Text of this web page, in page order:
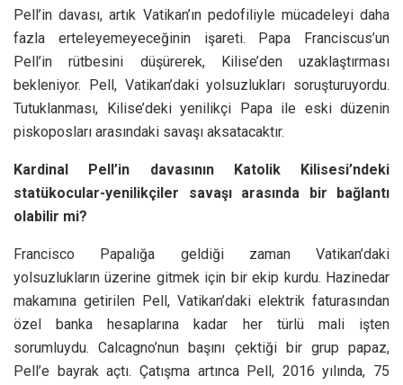
Pell’in davası, artık Vatikan’ın pedofiliyle mücadeleyi daha
fazla erteleyemeyeceğinin işareti. Papa Franciscus’un
Pell’in rütbesini düşürerek, Kilise’den uzaklaştırması
bekleniyor. Pell, Vatikan’daki yolsuzlukları soruşturuyordu.
Tutuklanması, Kilise’deki yenilikçi Papa ile eski düzenin
piskoposları arasındaki savaşı aksatacaktır.
Kardinal Pell’in davasının Katolik Kilisesi’ndeki
statükocular-yenilikçiler savaşı arasında bir bağlantı
olabilir mi?
Francisco Papalığa geldiği zaman Vatikan’daki
yolsuzlukların üzerine gitmek için bir ekip kurdu. Hazinedar
makamına getirilen Pell, Vatikan’daki elektrik faturasından
özel banka hesaplarına kadar her türlü mali işten
sorumluydu. Calcagno’nun başını çektiği bir grup papaz,
Pell’e bayrak açtı. Çatışma artınca Pell, 2016 yılında, 75